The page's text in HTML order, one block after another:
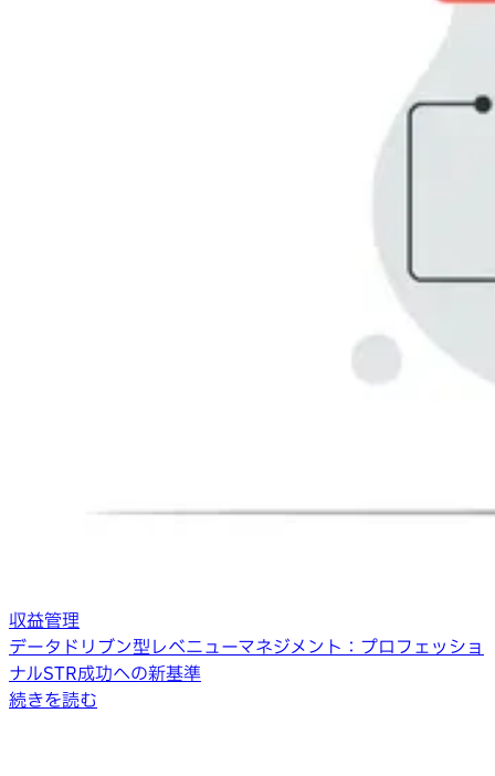
収益管理
データドリブン型レベニューマネジメント：プロフェッショ
ナルSTR成功への新基準
続きを読む